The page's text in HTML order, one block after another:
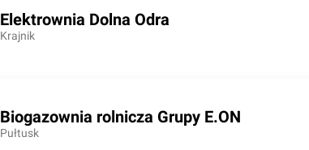
Elektrownia Dolna Odra
Krajnik
Biogazownia rolnicza Grupy E.ON
Pułtusk